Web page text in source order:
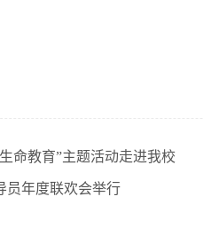
命教育”主题活动走进我校
员年度联欢会举行